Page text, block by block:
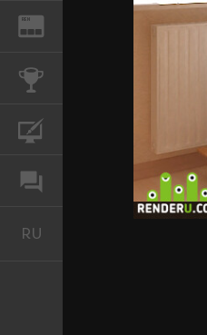
REN
RU